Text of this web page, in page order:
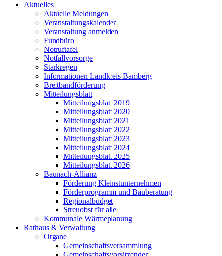
Aktuelles
Aktuelle Meldungen
Veranstaltungskalender
Veranstaltung anmelden
Fundbüro
Notruftafel
Notfallvorsorge
Starkregen
Informationen Landkreis Bamberg
Breitbandförderung
Mitteilungsblatt
Mitteilungsblatt 2019
Mitteilungsblatt 2020
Mitteilungsblatt 2021
Mitteilungsblatt 2022
Mitteilungsblatt 2023
Mitteilungsblatt 2024
Mitteilungsblatt 2025
Mitteilungsblatt 2026
Baunach-Allianz
Förderung Kleinstunternehmen
Förderprogramm und Bauberatung
Regionalbudget
Streuobst für alle
Kommunale Wärmeplanung
Rathaus & Verwaltung
Organe
Gemeinschaftsversammlung
Gemeinschaftsvorsitzender